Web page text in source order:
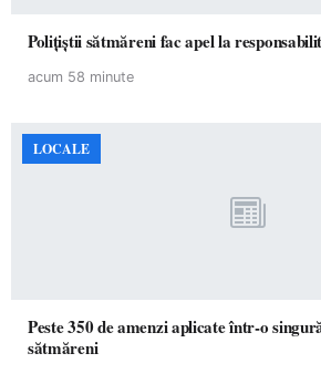
acum 58 minute
LOCALE
Peste 350 de amenzi aplicate într-o
sătmăreni